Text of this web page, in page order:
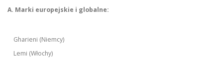
A. Marki europejskie i globalne:
Gharieni (Niemcy)
Lemi (Włochy)